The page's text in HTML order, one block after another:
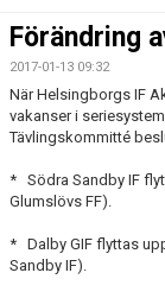
TRUPPEN
SERIER
EKEVALLEN IP
DOKUMENT
Förändring
2017-01-13 09:32
När Helsingborgs IF
vakanser i
Tävlingskommitté
* Södra Sandby IF
Glumslövs FF).
* Dalby GIF flyttas
Sandby IF).